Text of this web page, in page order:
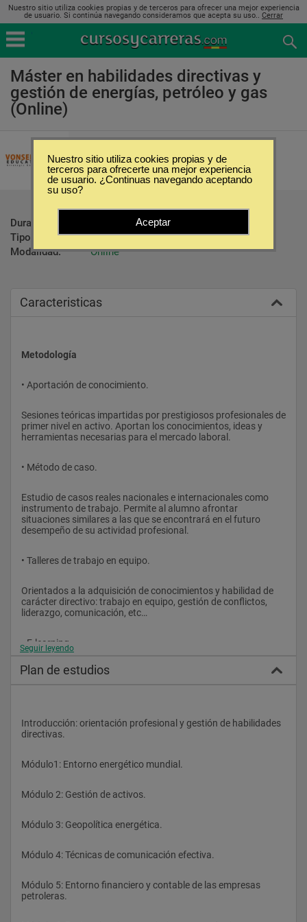
Nuestro sitio utiliza cookies propias y de terceros para ofrecer una mejor experiencia
de usuario. Si continúa navegando consideramos que acepta su uso.. Cerrar
Máster en habilidades directivas y
gestión de energías, petróleo y gas
(Online)
Vonselma Education - Escuela de
Liderazgo y Gobernación
Duración:
480 Horas
Tipo:
Maestrías
Modalidad:
Online
Caracteristicas
Metodología
• Aportación de conocimiento.
Sesiones teóricas impartidas por prestigiosos profesionales de
primer nivel en activo. Aportan los conocimientos, ideas y
herramientas necesarias para el mercado laboral.
• Método de caso.
Estudio de casos reales nacionales e internacionales como
instrumento de trabajo. Permite al alumno afrontar
situaciones similares a las que se encontrará en el futuro
desempeño de su actividad profesional.
• Talleres de trabajo en equipo.
Orientados a la adquisición de conocimientos y habilidad de
carácter directivo: trabajo en equipo, gestión de conflictos,
liderazgo, comunicación, etc…
• E-learning
El campus virtual supone un espacio exclusivo y personalizado
desenvuelven en un entorno cada vez más necesario para
cualquier profesional de la política en el siglo XXI.
Seguir leyendo
Plan de estudios
Introducción: orientación profesional y gestión de habilidades
directivas.
Módulo1: Entorno energético mundial.
Módulo 2: Gestión de activos.
Módulo 3: Geopolítica energética.
Módulo 4: Técnicas de comunicación efectiva.
Módulo 5: Entorno financiero y contable de las empresas
petroleras.
Nuestro sitio utiliza cookies propias y de
terceros para ofrecerte una mejor experiencia
de usuario. ¿Continuas navegando aceptando
su uso?
Aceptar